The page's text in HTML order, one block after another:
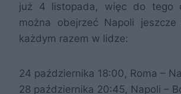
już 4 listopada, więc do tego
można obejrzeć Napoli
każdym razem w lidze:
24 października 18:00, Roma –
28 października 20:45, Napoli –